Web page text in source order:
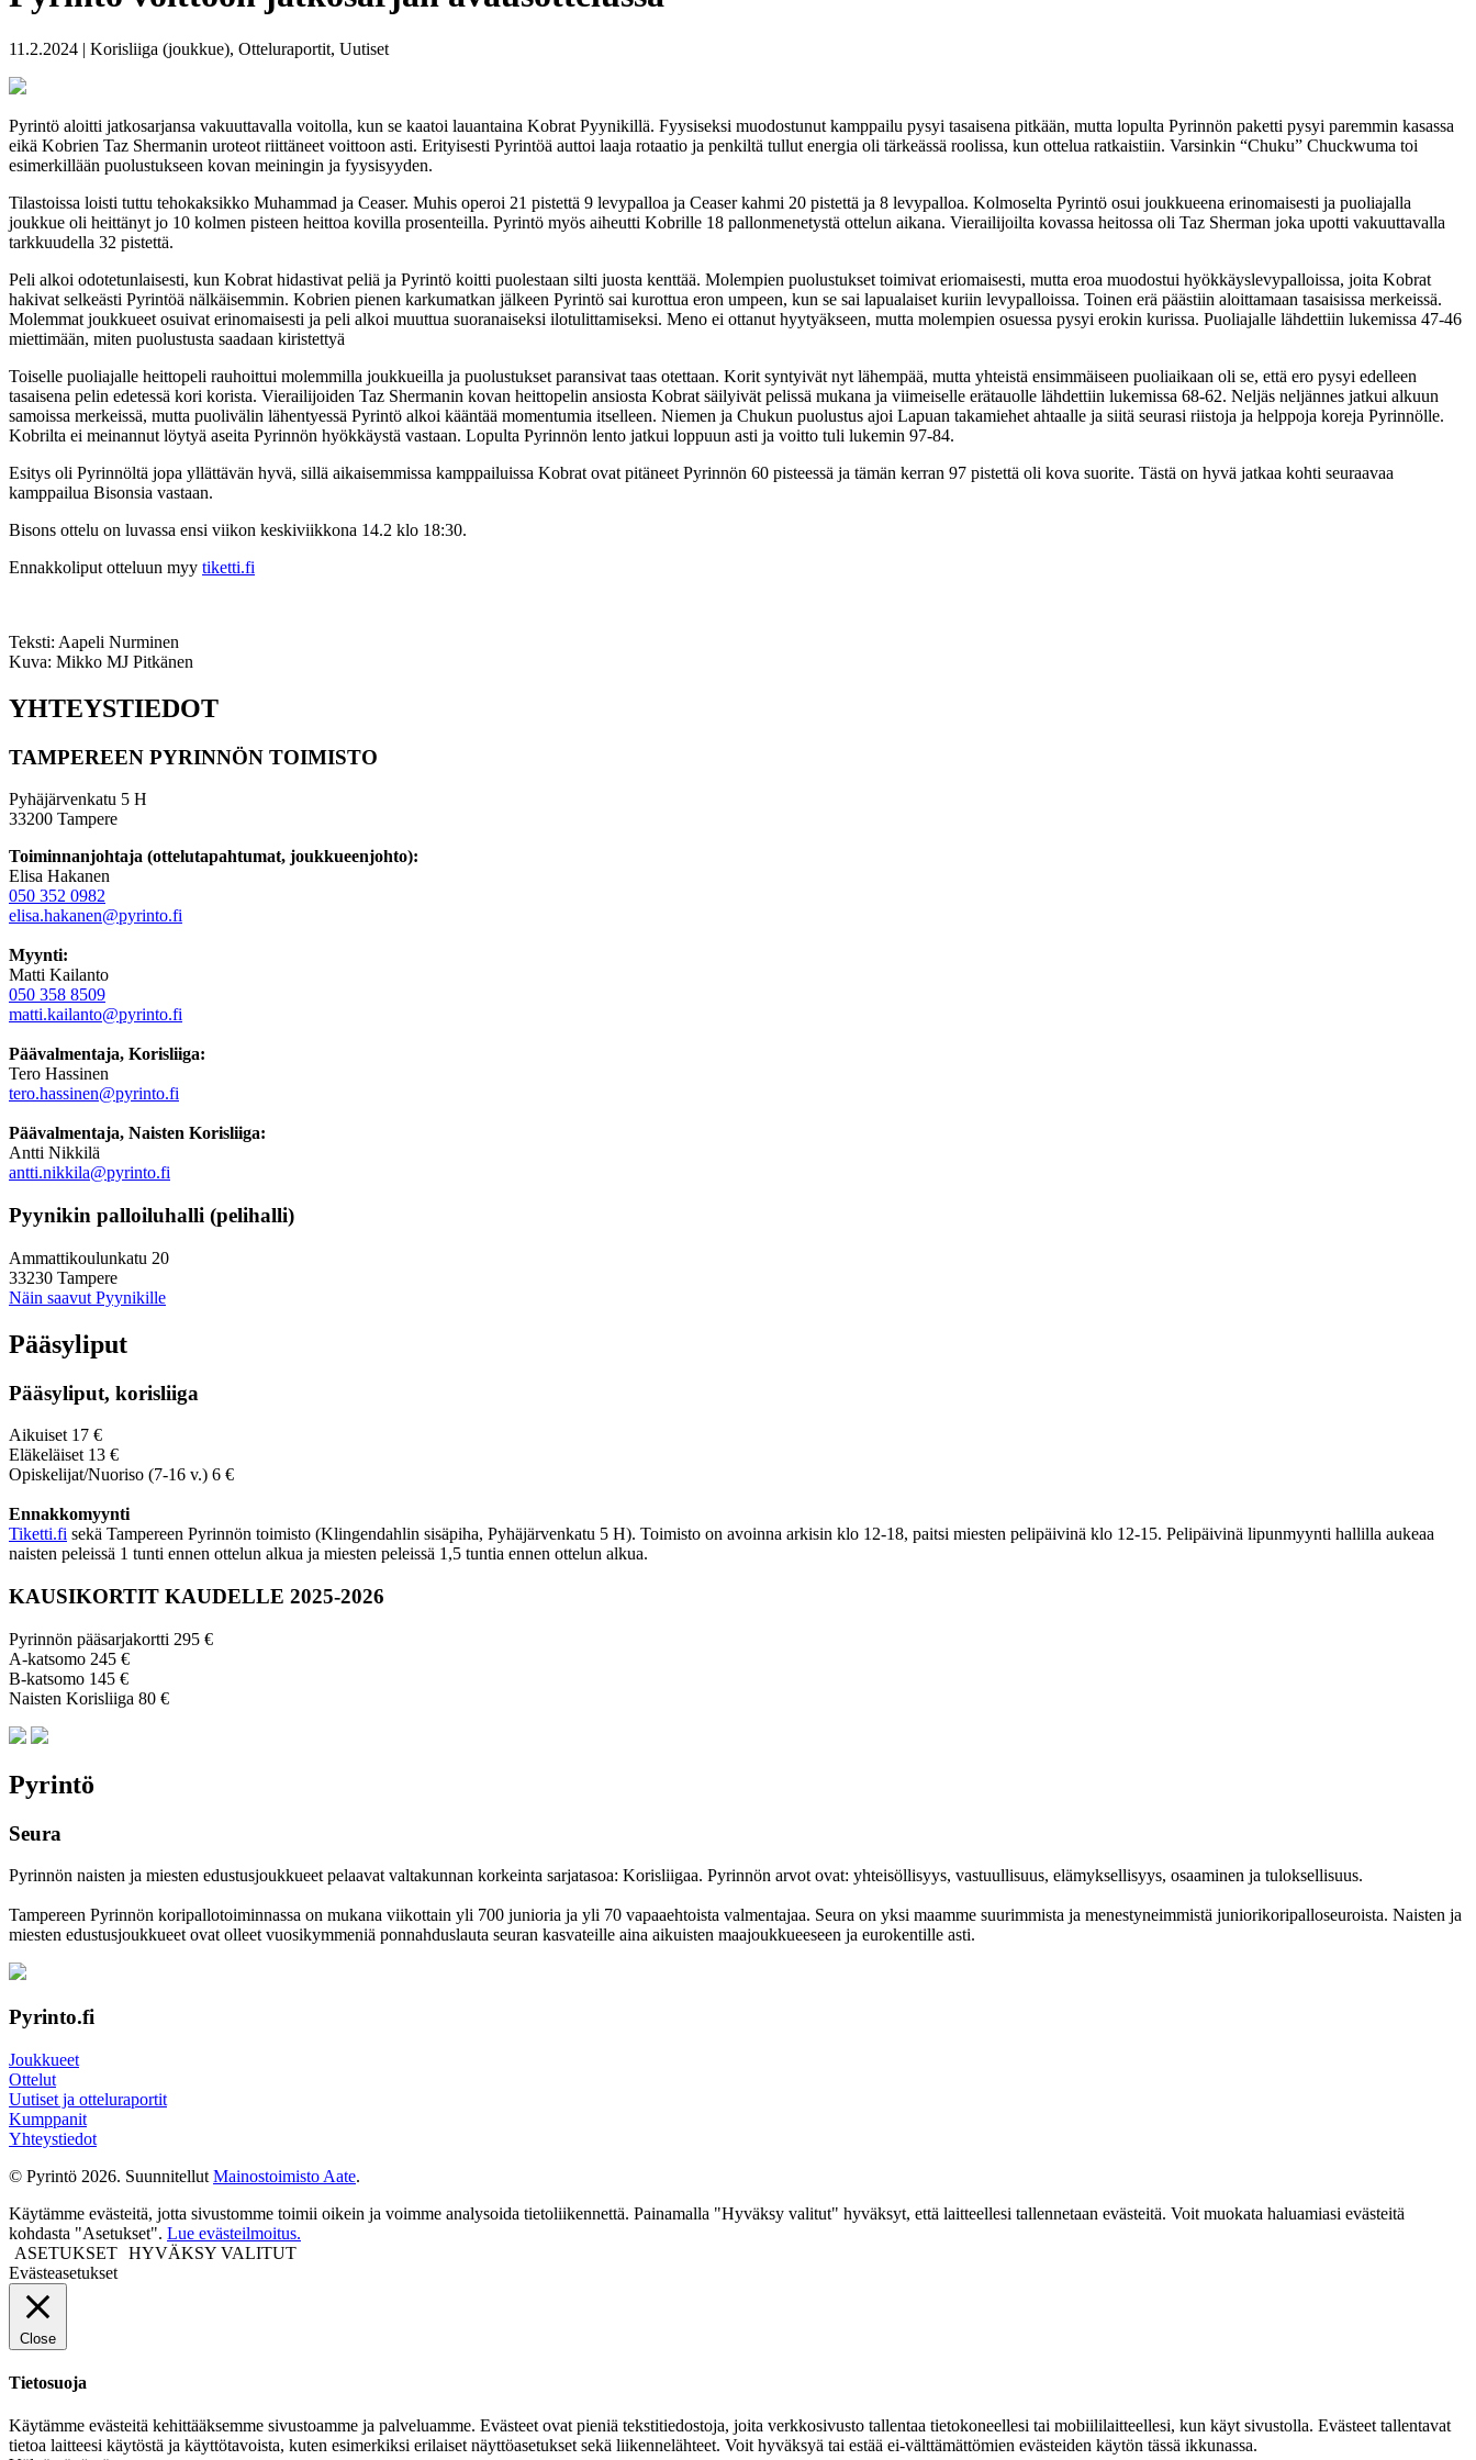
11.2.2024 | Korisliiga (joukkue), Otteluraportit, Uutiset
Pyrintö aloitti jatkosarjansa vakuuttavalla voitolla, kun se kaatoi lauantaina Kobrat Pyynikillä. Fyysiseksi muodostunut kamppailu pysyi tasaisena pitkään, mutta lopulta Pyrinnön paketti pysyi paremmin kasassa
eikä Kobrien Taz Shermanin uroteot riittäneet voittoon asti. Erityisesti Pyrintöä auttoi laaja rotaatio ja penkiltä tullut energia oli tärkeässä roolissa, kun ottelua ratkaistiin. Varsinkin “Chuku” Chuckwuma toi
esimerkillään puolustukseen kovan meiningin ja fyysisyyden.
Tilastoissa loisti tuttu tehokaksikko Muhammad ja Ceaser. Muhis operoi 21 pistettä 9 levypalloa ja Ceaser kahmi 20 pistettä ja 8 levypalloa. Kolmoselta Pyrintö osui joukkueena erinomaisesti ja puoliajalla
joukkue oli heittänyt jo 10 kolmen pisteen heittoa kovilla prosenteilla. Pyrintö myös aiheutti Kobrille 18 pallonmenetystä ottelun aikana. Vierailijoilta kovassa heitossa oli Taz Sherman joka upotti vakuuttavalla
tarkkuudella 32 pistettä.
Peli alkoi odotetunlaisesti, kun Kobrat hidastivat peliä ja Pyrintö koitti puolestaan silti juosta kenttää. Molempien puolustukset toimivat eriomaisesti, mutta eroa muodostui hyökkäyslevypalloissa, joita Kobrat
hakivat selkeästi Pyrintöä nälkäisemmin. Kobrien pienen karkumatkan jälkeen Pyrintö sai kurottua eron umpeen, kun se sai lapualaiset kuriin levypalloissa. Toinen erä päästiin aloittamaan tasaisissa merkeissä.
Molemmat joukkueet osuivat erinomaisesti ja peli alkoi muuttua suoranaiseksi ilotulittamiseksi. Meno ei ottanut hyytyäkseen, mutta molempien osuessa pysyi erokin kurissa. Puoliajalle lähdettiin lukemissa 47-46
miettimään, miten puolustusta saadaan kiristettyä
Toiselle puoliajalle heittopeli rauhoittui molemmilla joukkueilla ja puolustukset paransivat taas otettaan. Korit syntyivät nyt lähempää, mutta yhteistä ensimmäiseen puoliaikaan oli se, että ero pysyi edelleen
tasaisena pelin edetessä kori korista. Vierailijoiden Taz Shermanin kovan heittopelin ansiosta Kobrat säilyivät pelissä mukana ja viimeiselle erätauolle lähdettiin lukemissa 68-62. Neljäs neljännes jatkui alkuun
samoissa merkeissä, mutta puolivälin lähentyessä Pyrintö alkoi kääntää momentumia itselleen. Niemen ja Chukun puolustus ajoi Lapuan takamiehet ahtaalle ja siitä seurasi riistoja ja helppoja koreja Pyrinnölle.
Kobrilta ei meinannut löytyä aseita Pyrinnön hyökkäystä vastaan. Lopulta Pyrinnön lento jatkui loppuun asti ja voitto tuli lukemin 97-84.
Esitys oli Pyrinnöltä jopa yllättävän hyvä, sillä aikaisemmissa kamppailuissa Kobrat ovat pitäneet Pyrinnön 60 pisteessä ja tämän kerran 97 pistettä oli kova suorite. Tästä on hyvä jatkaa kohti seuraavaa
kamppailua Bisonsia vastaan.
Bisons ottelu on luvassa ensi viikon keskiviikkona 14.2 klo 18:30.
Ennakkoliput otteluun myy tiketti.fi
Teksti: Aapeli Nurminen
Kuva: Mikko MJ Pitkänen
YHTEYSTIEDOT
TAMPEREEN PYRINNÖN TOIMISTO
Pyhäjärvenkatu 5 H
33200 Tampere
Toiminnanjohtaja (ottelutapahtumat, joukkueenjohto):
Elisa Hakanen
050 352 0982
elisa.hakanen@pyrinto.fi
Myynti:
Matti Kailanto
050 358 8509
matti.kailanto@pyrinto.fi
Päävalmentaja, Korisliiga:
Tero Hassinen
tero.hassinen@pyrinto.fi
Päävalmentaja, Naisten Korisliiga:
Antti Nikkilä
antti.nikkila@pyrinto.fi
Pyynikin palloiluhalli (pelihalli)
Ammattikoulunkatu 20
33230 Tampere
Näin saavut Pyynikille
Pääsyliput
Pääsyliput, korisliiga
Aikuiset 17 €
Eläkeläiset 13 €
Opiskelijat/Nuoriso (7-16 v.) 6 €
Ennakkomyynti
Tiketti.fi sekä Tampereen Pyrinnön toimisto (Klingendahlin sisäpiha, Pyhäjärvenkatu 5 H). Toimisto on avoinna arkisin klo 12-18, paitsi miesten pelipäivinä klo 12-15. Pelipäivinä lipunmyynti hallilla aukeaa
naisten peleissä 1 tunti ennen ottelun alkua ja miesten peleissä 1,5 tuntia ennen ottelun alkua.
KAUSIKORTIT KAUDELLE 2025-2026
Pyrinnön pääsarjakortti 295 €
A-katsomo 245 €
B-katsomo 145 €
Naisten Korisliiga 80 €
Pyrintö
Seura
Pyrinnön naisten ja miesten edustusjoukkueet pelaavat valtakunnan korkeinta sarjatasoa: Korisliigaa. Pyrinnön arvot ovat: yhteisöl­lisyys, vastuul­lisuus, elämyk­sellisyys, osaaminen ja tulok­sellisuus.
Tampereen Pyrinnön kori­pallo­toimin­nassa on mukana viikottain yli 700 junioria ja yli 70 vapaa­ehtoista valmen­tajaa. Seura on yksi maamme suurim­mista ja menes­tyneim­mistä juni­ori­kori­pallo­seuroista. Naisten ja
miesten edustus­joukkueet ovat olleet vuosi­kymmeniä ponnahdus­lauta seuran kasvateille aina aikuisten maa­joukkueeseen ja euro­kentille asti.
Pyrinto.fi
Joukkueet
Ottelut
Uutiset ja otteluraportit
Kumppanit
Yhteystiedot
© Pyrintö 2026. Suunnitellut Mainostoimisto Aate.
Käytämme evästeitä, jotta sivustomme toimii oikein ja voimme analysoida tietoliikennettä. Painamalla "Hyväksy valitut" hyväksyt, että laitteellesi tallennetaan evästeitä. Voit muokata haluamiasi evästeitä
kohdasta "Asetukset". Lue evästeilmoitus.
ASETUKSET HYVÄKSY VALITUT
Evästeasetukset
Close
Tietosuoja
Käytämme evästeitä kehittääksemme sivustoamme ja palveluamme. Evästeet ovat pieniä tekstitiedostoja, joita verkkosivusto tallentaa tietokoneellesi tai mobiililaitteellesi, kun käyt sivustolla. Evästeet tallentavat
tietoa laitteesi käytöstä ja käyttötavoista, kuten esimerkiksi erilaiset näyttöasetukset sekä liikennelähteet. Voit hyväksyä tai estää ei-välttämättömien evästeiden käytön tässä ikkunassa.